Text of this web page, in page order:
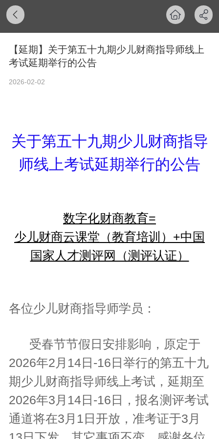
【延期】关于第五十九期少儿财商指导师线上
考试延期举行的公告
2026-02-02
关于第五十九期少儿财商指导
师线上考试延期举行的公告
数字化财商教育=
少儿财商云课堂（教育培训）+中国
国家人才测评网（测评认证）
各位少儿财商指导师学员：
受春节节假日安排影响，原定于
2026年2月14日-16日举行的第五十九
期少儿财商指导师线上考试，延期至
2026年3月14日-16日，报名测评考试
通道将在3月1日开放，准考证于3月